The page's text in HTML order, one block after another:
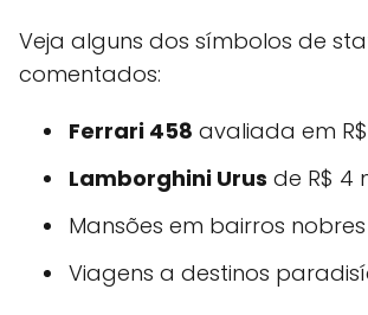
Veja alguns dos símbolos de
comentados:
Ferrari 458 avaliada em
Lamborghini Urus de R$ 4
Mansões em bairros nobres
Viagens a destinos